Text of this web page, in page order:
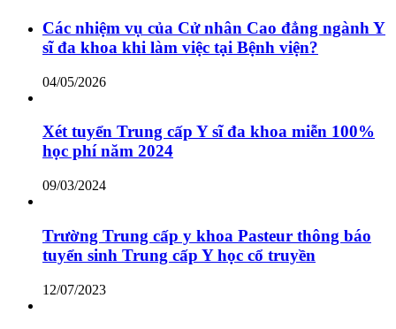
Các nhiệm vụ của Cử nhân Cao đẳng ngành Y
sĩ đa khoa khi làm việc tại Bệnh viện?
04/05/2026
Xét tuyển Trung cấp Y sĩ đa khoa miễn 100%
học phí năm 2024
09/03/2024
Trường Trung cấp y khoa Pasteur thông báo
tuyển sinh Trung cấp Y học cổ truyền
12/07/2023